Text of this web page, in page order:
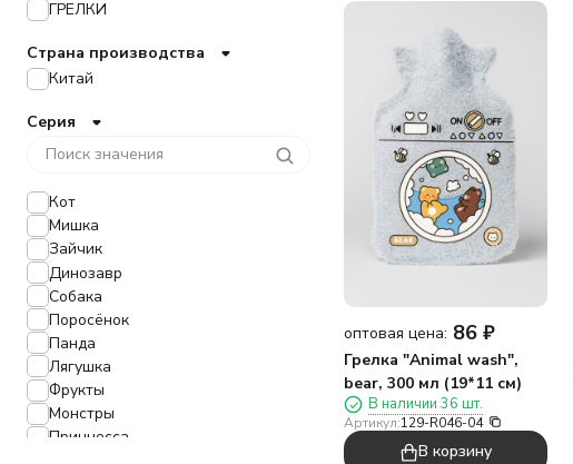
оптовая цена: 86 ₽
Грелка "Animal wash",
bear, 300 мл (19*11 см)
В наличии 36 шт.
Артикул:129-R046-04
В корзину
ГРЕЛКИ
Страна производства
Китай
Серия
Кот
Мишка
Зайчик
Динозавр
Собака
Поросёнок
Панда
Лягушка
Фрукты
Монстры
Принцесса